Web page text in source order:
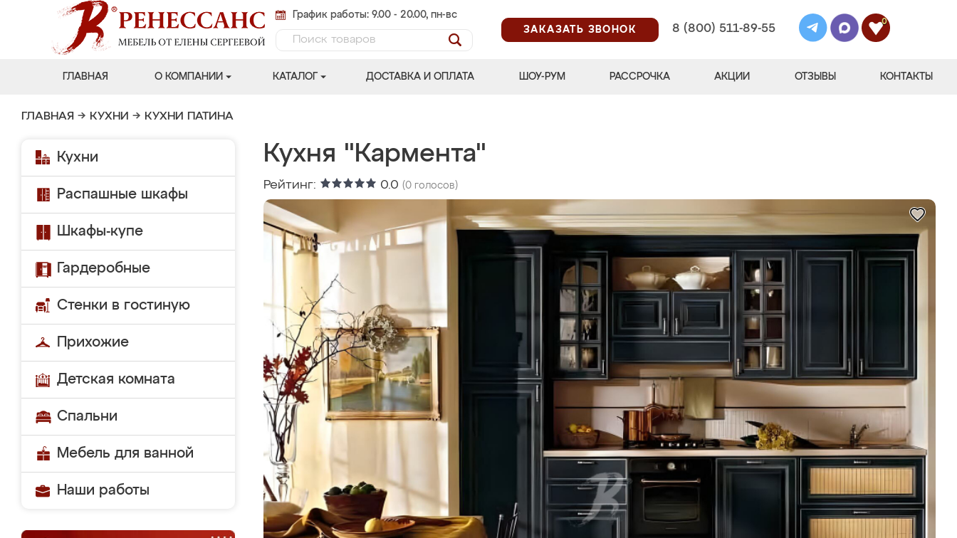
График работы: 9.00 - 20.00, пн-вс
ЗАКАЗАТЬ ЗВОНОК
8 (800) 511-89-55
0
ГЛАВНАЯ О КОМПАНИИ КАТАЛОГ ДОСТАВКА И ОПЛАТА ШОУ-РУМ РАССРОЧКА АКЦИИ ОТЗЫВЫ КОНТАКТЫ
ГЛАВНАЯ → КУХНИ → КУХНИ ПАТИНА
Кухни
Распашные шкафы
Шкафы-купе
Гардеробные
Стенки в гостиную
Прихожие
Детская комната
Спальни
Мебель для ванной
Наши работы
Кухня "Кармента"
Рейтинг: 0.0 (0 голосов)